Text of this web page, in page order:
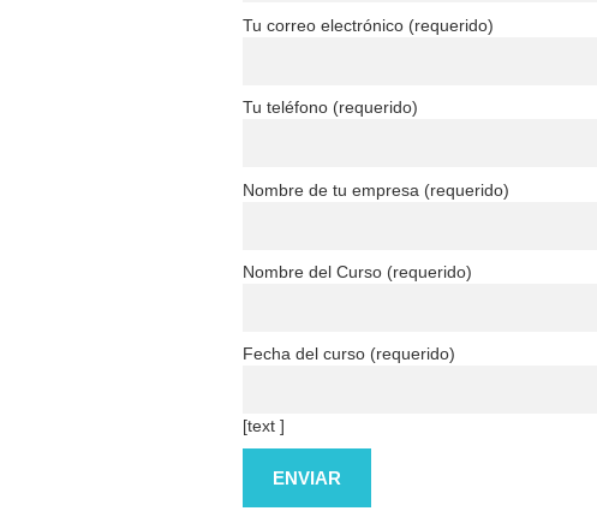
Tu correo electrónico (requerido)
Tu teléfono (requerido)
Nombre de tu empresa (requerido)
Nombre del Curso (requerido)
Fecha del curso (requerido)
[text ]